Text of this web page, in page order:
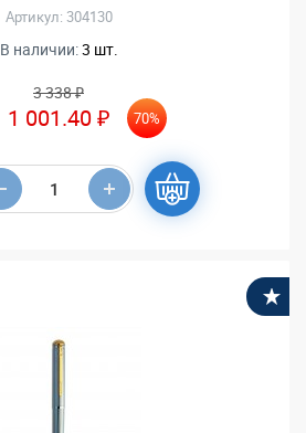
Артикул: 304130
В наличии:3 шт.
3 338 ₽
1 001.40 ₽ 70%